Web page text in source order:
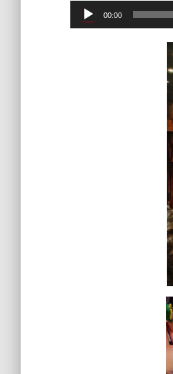
Lecteur
audio
00:00